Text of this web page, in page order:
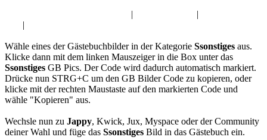
| |
|
Wähle eines der Gästebuchbilder in der Kategorie Ssonstiges aus.
Klicke dann mit dem linken Mauszeiger in die Box unter das
Ssonstiges GB Pics. Der Code wird dadurch automatisch markiert.
Drücke nun STRG+C um den GB Bilder Code zu kopieren, oder
klicke mit der rechten Maustaste auf den markierten Code und
wähle "Kopieren" aus.
Wechsle nun zu Jappy, Kwick, Jux, Myspace oder der Community
deiner Wahl und füge das Ssonstiges Bild in das Gästebuch ein.